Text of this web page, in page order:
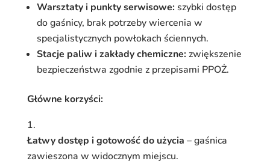
Warsztaty i punkty serwisowe:szybki dostęp
do gaśnicy, brak potrzeby wiercenia w
specjalistycznych powłokach ściennych.
Stacje paliw i zakłady chemiczne:zwiększenie
bezpieczeństwa zgodnie z przepisami PPOŻ.
Główne korzyści:
Łatwy dostęp i gotowość do użycia – gaśnica
zawieszona w widocznym miejscu.